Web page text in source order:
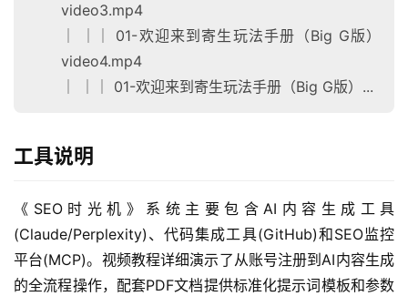
video3.mp4
│ ││ 01-欢迎来到寄生玩法手册（Big G版）
video4.mp4
│ ││ 01-欢迎来到寄生玩法手册（Big G版）...
工具说明
《SEO时光机》系统主要包含AI内容生成工具
(Claude/Perplexity)、代码集成工具(GitHub)和SEO监控
平台(MCP)。视频教程详细演示了从账号注册到AI内容生成
的全流程操作，配套PDF文档提供标准化提示词模板和参数